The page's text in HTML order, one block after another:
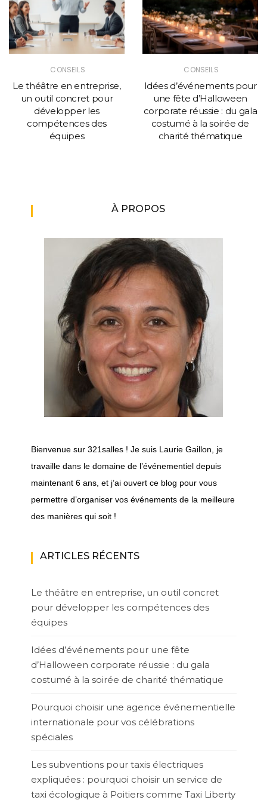
CONSEILS
Le théâtre en entreprise,
un outil concret pour
développer les
compétences des
équipes
CONSEILS
Idées d’événements pour
une fête d’Halloween
corporate réussie : du gala
costumé à la soirée de
charité thématique
À PROPOS
Bienvenue sur 321salles ! Je suis Laurie Gaillon, je
travaille dans le domaine de l’événementiel depuis
maintenant 6 ans, et j’ai ouvert ce blog pour vous
permettre d’organiser vos événements de la meilleure
des manières qui soit !
ARTICLES RÉCENTS
Le théâtre en entreprise, un outil concret
pour développer les compétences des
équipes
Idées d’événements pour une fête
d’Halloween corporate réussie : du gala
costumé à la soirée de charité thématique
Pourquoi choisir une agence événementielle
internationale pour vos célébrations
spéciales
Les subventions pour taxis électriques
expliquées : pourquoi choisir un service de
taxi écologique à Poitiers comme Taxi Liberty